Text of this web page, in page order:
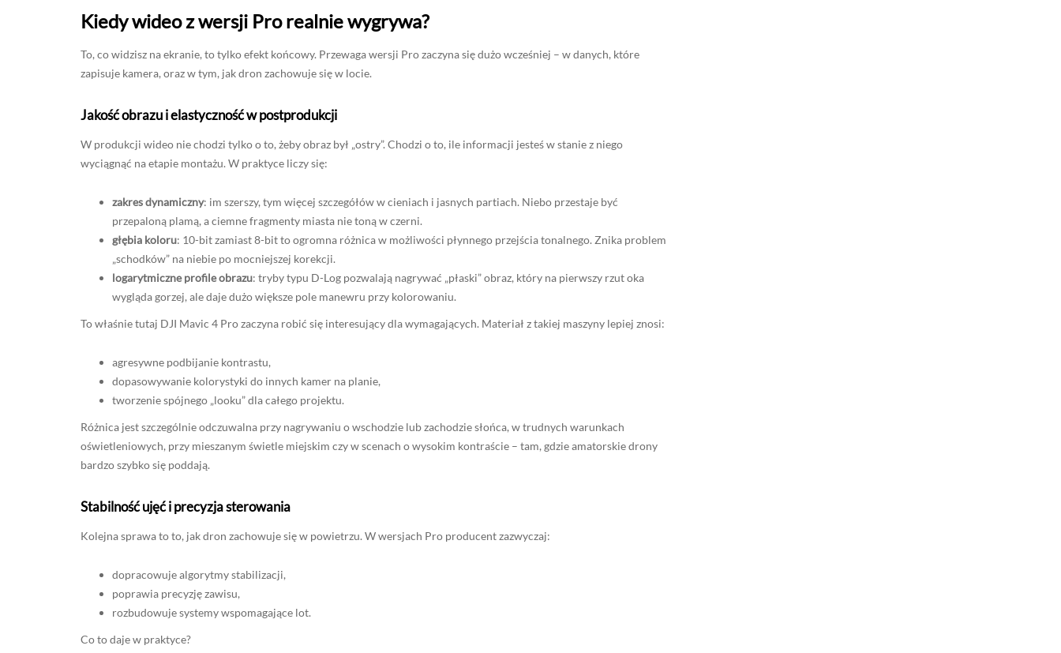
Kiedy wideo z wersji Pro realnie wygrywa?
To, co widzisz na ekranie, to tylko efekt końcowy. Przewaga wersji Pro zaczyna się dużo wcześniej – w danych, które
zapisuje kamera, oraz w tym, jak dron zachowuje się w locie.
Jakość obrazu i elastyczność w postprodukcji
W produkcji wideo nie chodzi tylko o to, żeby obraz był „ostry”. Chodzi o to, ile informacji jesteś w stanie z niego
wyciągnąć na etapie montażu. W praktyce liczy się:
zakres dynamiczny: im szerszy, tym więcej szczegółów w cieniach i jasnych partiach. Niebo przestaje być
przepaloną plamą, a ciemne fragmenty miasta nie toną w czerni.
głębia koloru: 10-bit zamiast 8-bit to ogromna różnica w możliwości płynnego przejścia tonalnego. Znika problem
„schodków” na niebie po mocniejszej korekcji.
logarytmiczne profile obrazu: tryby typu D-Log pozwalają nagrywać „płaski” obraz, który na pierwszy rzut oka
wygląda gorzej, ale daje dużo większe pole manewru przy kolorowaniu.
To właśnie tutaj DJI Mavic 4 Pro zaczyna robić się interesujący dla wymagających. Materiał z takiej maszyny lepiej znosi:
agresywne podbijanie kontrastu,
dopasowywanie kolorystyki do innych kamer na planie,
tworzenie spójnego „looku” dla całego projektu.
Różnica jest szczególnie odczuwalna przy nagrywaniu o wschodzie lub zachodzie słońca, w trudnych warunkach
oświetleniowych, przy mieszanym świetle miejskim czy w scenach o wysokim kontraście – tam, gdzie amatorskie drony
bardzo szybko się poddają.
Stabilność ujęć i precyzja sterowania
Kolejna sprawa to to, jak dron zachowuje się w powietrzu. W wersjach Pro producent zazwyczaj:
dopracowuje algorytmy stabilizacji,
poprawia precyzję zawisu,
rozbudowuje systemy wspomagające lot.
Co to daje w praktyce?